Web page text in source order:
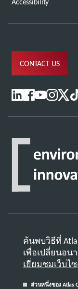
CONTACT US
ค้นพบวิธีที่
เพื่อเปลี่ยนอน
เยี่ยมชมเว็บไซ
ส่วนหนึ่งของ Atlas